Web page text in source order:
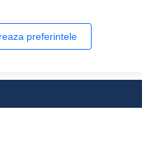
Administreaza preferintele
0 produs(e)